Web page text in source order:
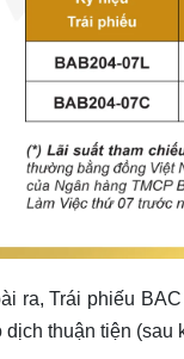
ra, Trái phiếu
dịch thuận tiện (sau